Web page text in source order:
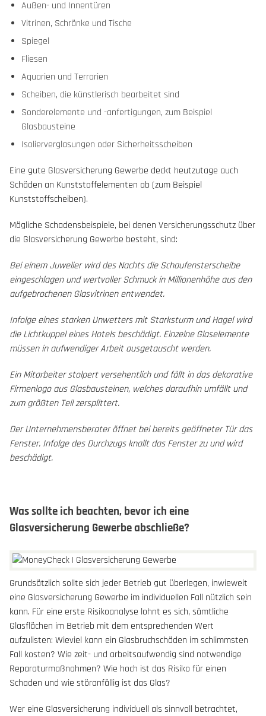
Außen- und Innentüren
Vitrinen, Schränke und Tische
Spiegel
Fliesen
Aquarien und Terrarien
Scheiben, die künstlerisch bearbeitet sind
Sonderelemente und -anfertigungen, zum Beispiel
Glasbausteine
Isolierverglasungen oder Sicherheitsscheiben
Eine gute Glasversicherung Gewerbe deckt heutzutage auch
Schäden an Kunststoffelementen ab (zum Beispiel
Kunststoffscheiben).
Mögliche Schadensbeispiele, bei denen Versicherungsschutz über
die Glasversicherung Gewerbe besteht, sind:
Bei einem Juwelier wird des Nachts die Schaufensterscheibe
eingeschlagen und wertvoller Schmuck in Millionenhöhe aus den
aufgebrochenen Glasvitrinen entwendet.
Infolge eines starken Unwetters mit Starksturm und Hagel wird
die Lichtkuppel eines Hotels beschädigt. Einzelne Glaselemente
müssen in aufwendiger Arbeit ausgetauscht werden.
Ein Mitarbeiter stolpert versehentlich und fällt in das dekorative
Firmenlogo aus Glasbausteinen, welches daraufhin umfällt und
zum größten Teil zersplittert.
Der Unternehmensberater öffnet bei bereits geöffneter Tür das
Fenster. Infolge des Durchzugs knallt das Fenster zu und wird
beschädigt.
Was sollte ich beachten, bevor ich eine
Glasversicherung Gewerbe abschließe?
Grundsätzlich sollte sich jeder Betrieb gut überlegen, inwieweit
eine Glasversicherung Gewerbe im individuellen Fall nützlich sein
kann. Für eine erste Risikoanalyse lohnt es sich, sämtliche
Glasflächen im Betrieb mit dem entsprechenden Wert
aufzulisten: Wieviel kann ein Glasbruchschäden im schlimmsten
Fall kosten? Wie zeit- und arbeitsaufwendig sind notwendige
Reparaturmaßnahmen? Wie hoch ist das Risiko für einen
Schaden und wie störanfällig ist das Glas?
Wer eine Glasversicherung individuell als sinnvoll betrachtet,